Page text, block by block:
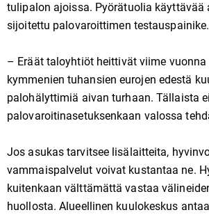
tulipalon ajoissa. Pyörätuolia käyttävää
sijoitettu palovaroittimen testauspainike.
– Eräät taloyhtiöt heittivät viime
kymmenien tuhansien eurojen edestä
palohälyttimiä aivan turhaan. Tällaista
palovaroitinasetuksenkaan valossa
Jos asukas tarvitsee lisälaitteita,
vammaispalvelut voivat kustantaa ne.
kuitenkaan välttämättä vastaa
huollosta. Alueellinen kuulokeskus